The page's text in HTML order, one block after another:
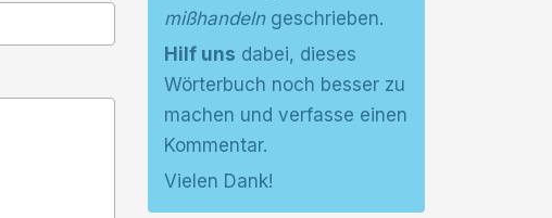
mißhandelngeschrieben.
Hilf uns dabei, dieses
Wörterbuch noch besser zu
machen und verfasse einen
Kommentar.
Vielen Dank!